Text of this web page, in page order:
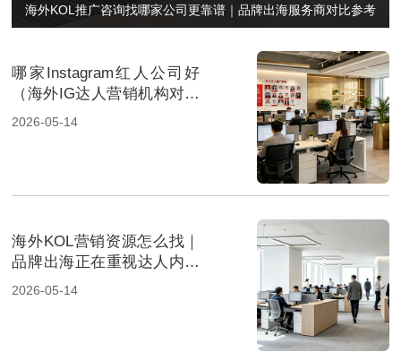
海外KOL推广咨询找哪家公司更靠谱｜品牌出海服务商对比参考
哪家Instagram红人公司好
（海外IG达人营销机构对比
与选择参考）
2026-05-14
海外KOL营销资源怎么找｜
品牌出海正在重视达人内容
布局
2026-05-14